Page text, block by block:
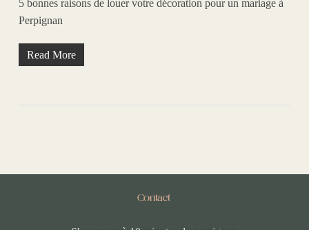
5 bonnes raisons de louer votre décoration pour un mariage à
Perpignan
Read More
Contact